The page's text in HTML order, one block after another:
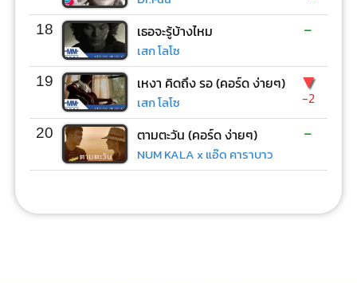
18 เธอจะรู้บ้างไหม
เสก โลโซ
-
19 เหงา คิดถึง รอ (คอร์ด ง่ายๆ)
เสก โลโซ
▼
-2
20 ตามตะวัน (คอร์ด ง่ายๆ)
NUM KALA x แอ๊ด คาราบาว
-